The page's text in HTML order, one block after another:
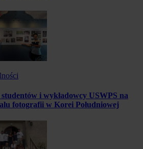
studentów i wykładowcy USWPS na
fotografii w Korei Południowej